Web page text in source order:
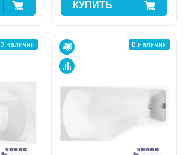
В наличии В наличии